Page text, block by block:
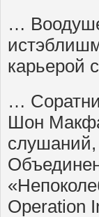
…
карьерой
…
Шон
Operation